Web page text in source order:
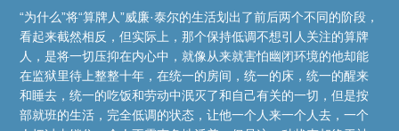
“为什么”将“算牌人”威廉·泰尔的生活划出了前后两个不同的阶段，
看起来截然相反，但实际上，那个保持低调不想引人关注的算牌
人，是将一切压抑在内心中，就像从来就害怕幽闭环境的他却能
在监狱里待上整整十年，在统一的房间，统一的床，统一的醒来
和睡去，统一的吃饭和劳动中泯灭了和自己有关的一切，但是按
部就班的生活，完全低调的状态，让他一个人来一个人去，一个